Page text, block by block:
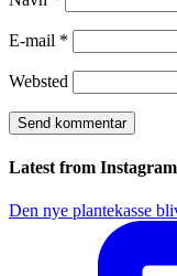
E-mail *
Websted
Latest from Instagram
Den nye plantekasse